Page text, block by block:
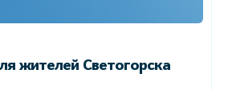
жителей Светогорска